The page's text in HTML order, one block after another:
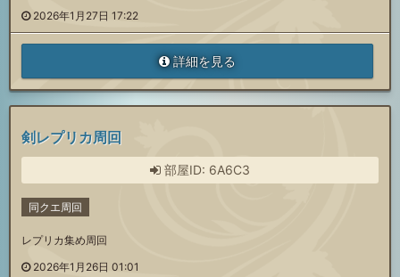
2026年1月27日 17:22
詳細を見る
剣レプリカ周回
部屋ID: 6A6C3
同クエ周回
レプリカ集め周回
2026年1月26日 01:01